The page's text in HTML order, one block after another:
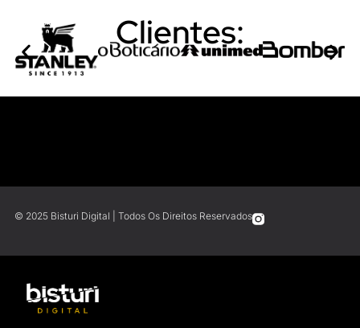
Clientes:
© 2025 Bisturi Digital | Todos Os Direitos Reservados